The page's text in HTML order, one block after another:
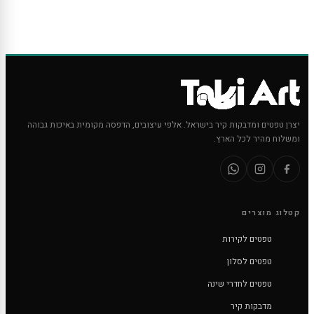
יצרן טפטים ומדבקות קיר בישראל. אלפי עיצובים, הדפסה מקומית באיכות גבוהה
ומשלוח מהיר לכל הארץ.
קטלוג מוצרים
טפטים לקירות
טפטים לסלון
טפטים לחדרי שינה
מדבקות קיר